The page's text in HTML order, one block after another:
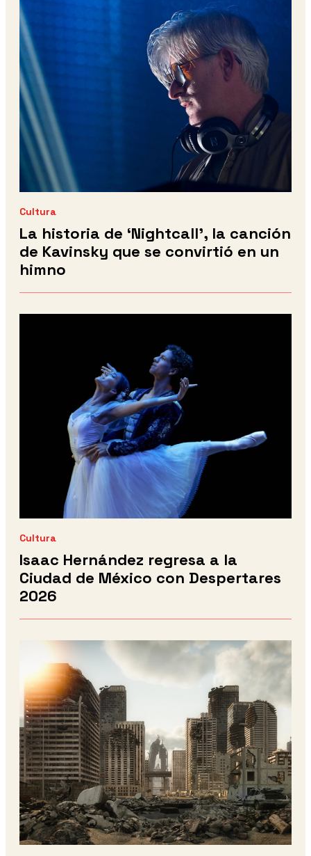
Cultura
La historia de ‘Nightcall’, la canción
de Kavinsky que se convirtió en un
himno
Cultura
Isaac Hernández regresa a la
Ciudad de México con Despertares
2026